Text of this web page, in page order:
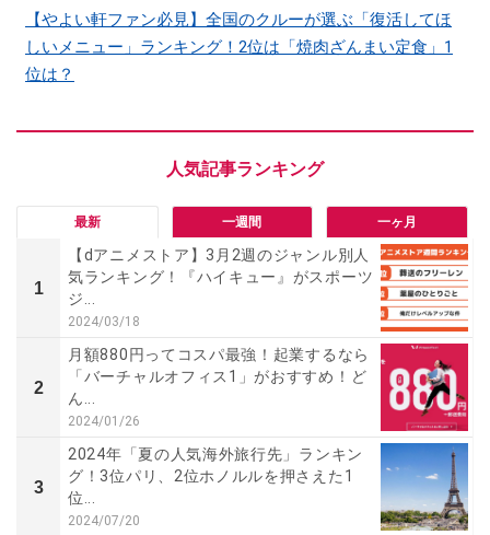
【やよい軒ファン必見】全国のクルーが選ぶ「復活してほ
しいメニュー」ランキング！2位は「焼肉ざんまい定食」1
位は？
最新 一週間 一ヶ月
1
【dアニメストア】3月2週のジャンル別人
気ランキング！『ハイキュー』がスポーツ
ジ...
2024/03/18
2
月額880円ってコスパ最強！起業するなら
「バーチャルオフィス1」がおすすめ！ど
ん...
2024/01/26
3
2024年「夏の人気海外旅行先」ランキン
グ！3位パリ、2位ホノルルを押さえた1
位...
2024/07/20